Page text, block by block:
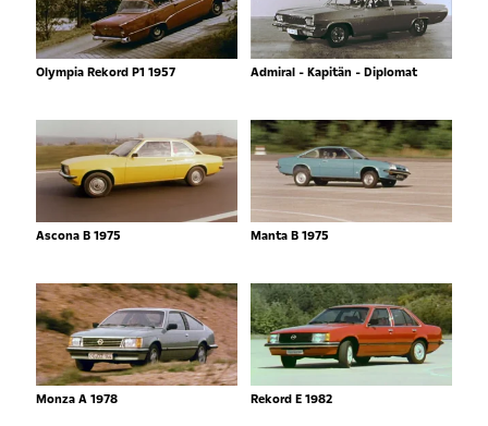
Olympia Rekord P1 1957 Admiral - Kapitän - Diplomat
Ascona B 1975 Manta B 1975
Monza A 1978 Rekord E 1982